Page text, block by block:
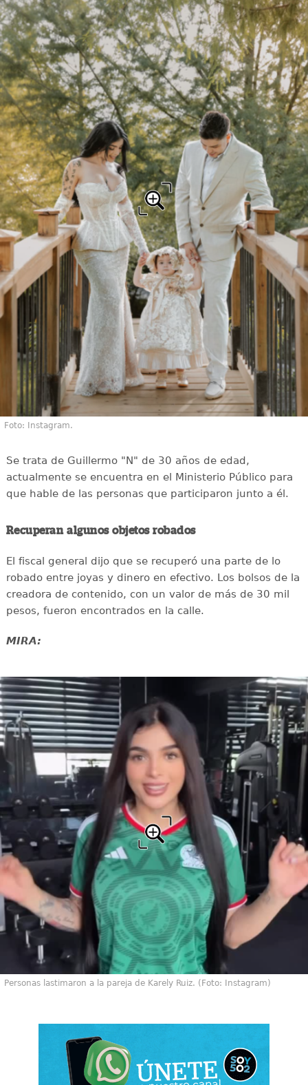
Foto: Instagram.
Se trata de Guillermo "N" de 30 años de edad,
actualmente se encuentra en el Ministerio Público para
que hable de las personas que participaron junto a él.
Recuperan algunos objetos robados
El fiscal general dijo que se recuperó una parte de lo
robado entre joyas y dinero en efectivo. Los bolsos de la
creadora de contenido, con un valor de más de 30 mil
pesos, fueron encontrados en la calle.
MIRA:
Personas lastimaron a la pareja de Karely Ruiz. (Foto: Instagram)